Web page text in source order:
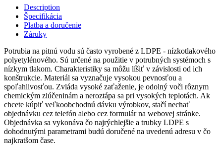
Description
Špecifikácia
Platba a doručenie
Záruky
Potrubia na pitnú vodu sú často vyrobené z LDPE - nízkotlakového
polyetylénového. Sú určené na použitie v potrubných systémoch s
nízkym tlakom. Charakteristiky sa môžu líšiť v závislosti od ich
konštrukcie. Materiál sa vyznačuje vysokou pevnosťou a
spoľahlivosťou. Zvláda vysoké zaťaženie, je odolný voči rôznym
chemickým zlúčeninám a neroztápa sa pri vysokých teplotách. Ak
chcete kúpiť veľkoobchodnú dávku výrobkov, stačí nechať
objednávku cez telefón alebo cez formulár na webovej stránke.
Objednávka sa vykonáva čo najrýchlejšie a trubky LDPE s
dohodnutými parametrami budú doručené na uvedenú adresu v čo
najkratšom čase.